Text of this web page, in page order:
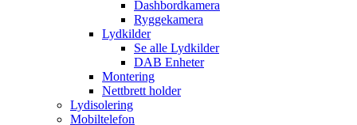
Dashbordkamera
Ryggekamera
Lydkilder
Se alle Lydkilder
DAB Enheter
Montering
Nettbrett holder
Lydisolering
Mobiltelefon